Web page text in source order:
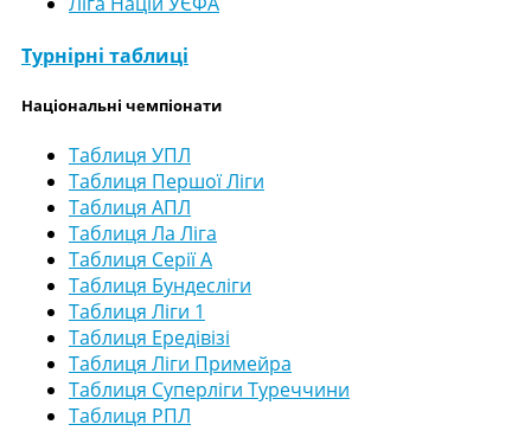
Турнірні таблиці
Національні чемпіонати
Таблиця УПЛ
Таблиця Першої Ліги
Таблиця АПЛ
Таблиця Ла Ліга
Таблиця Серії А
Таблиця Бундесліги
Таблиця Ліги 1
Таблиця Ередівізі
Таблиця Ліги Примейра
Таблиця Суперліги Туреччини
Таблиця РПЛ